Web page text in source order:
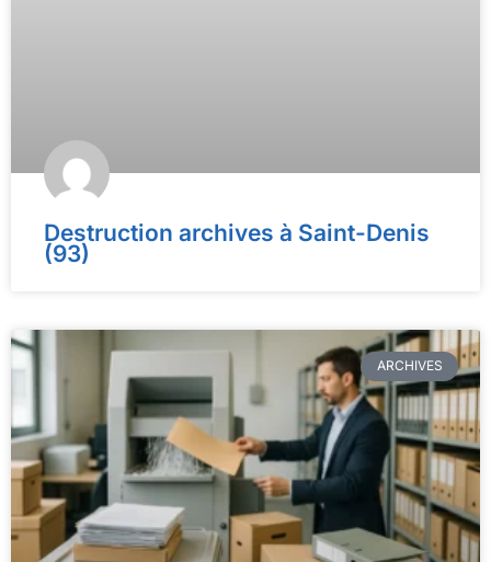
Destruction archives à Saint-Denis
(93)
ARCHIVES